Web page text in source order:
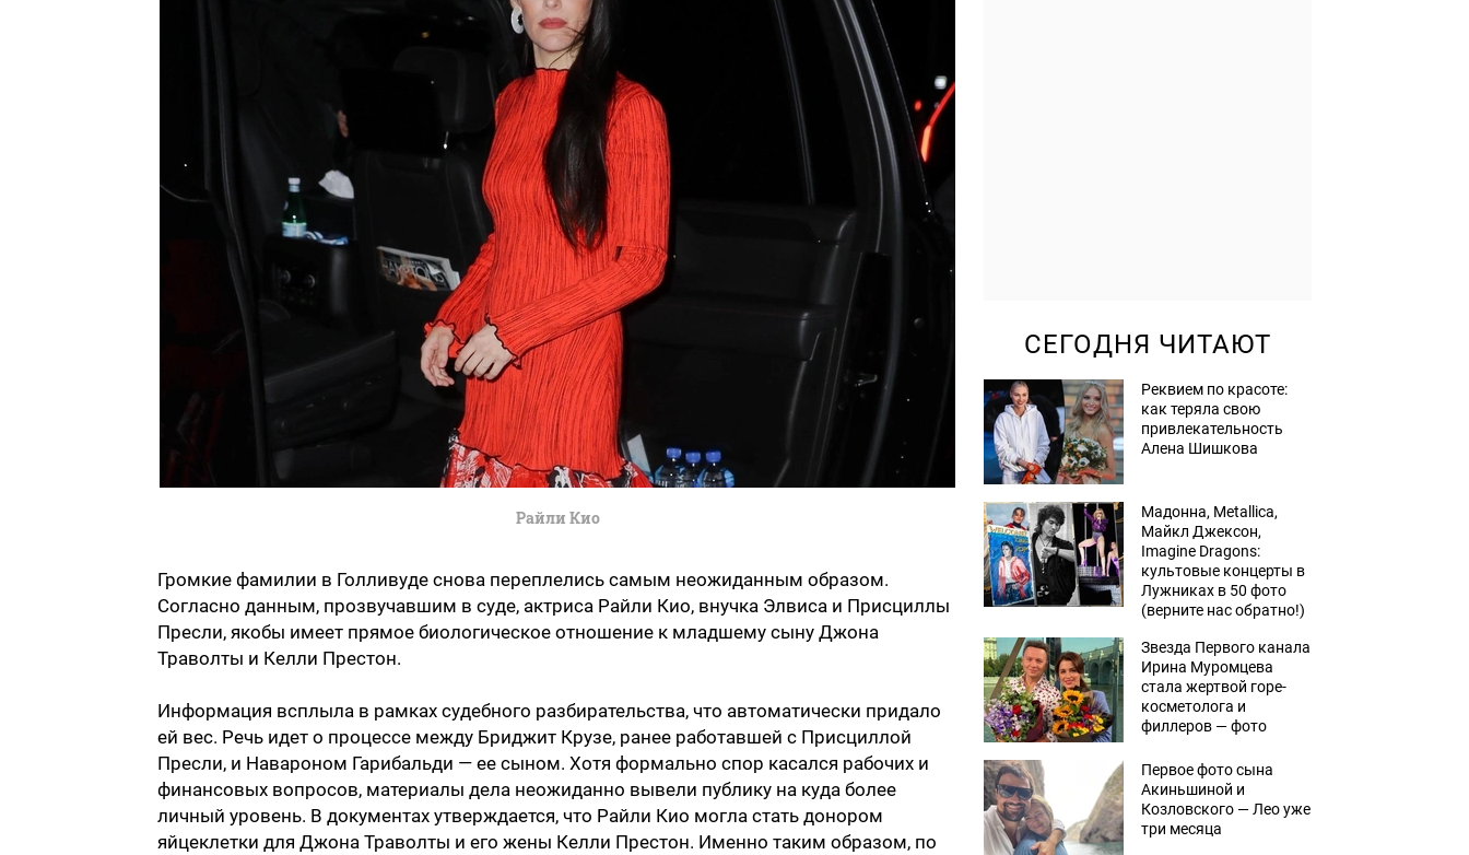
Райли Кио
Громкие фамилии в Голливуде снова переплелись самым неожиданным образом.
Согласно данным, прозвучавшим в суде, актриса Райли Кио, внучка Элвиса и Присциллы
Пресли, якобы имеет прямое биологическое отношение к младшему сыну Джона
Траволты и Келли Престон.
Информация всплыла в рамках судебного разбирательства, что автоматически придало
ей вес. Речь идет о процессе между Бриджит Крузе, ранее работавшей с Присциллой
Пресли, и Навароном Гарибальди — ее сыном. Хотя формально спор касался рабочих и
финансовых вопросов, материалы дела неожиданно вывели публику на куда более
личный уровень. В документах утверждается, что Райли Кио могла стать донором
яйцеклетки для Джона Траволты и его жены Келли Престон. Именно таким образом, по
СЕГОДНЯ ЧИТАЮТ
Реквием по красоте:
как теряла свою
привлекательность
Алена Шишкова
Мадонна, Metallica,
Майкл Джексон,
Imagine Dragons:
культовые концерты в
Лужниках в 50 фото
(верните нас обратно!)
Звезда Первого канала
Ирина Муромцева
стала жертвой горе-
косметолога и
филлеров — фото
Первое фото сына
Акиньшиной и
Козловского — Лео уже
три месяца